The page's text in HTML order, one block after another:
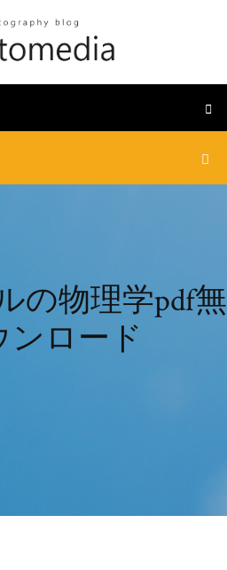
の物理学pdf無
ンロード